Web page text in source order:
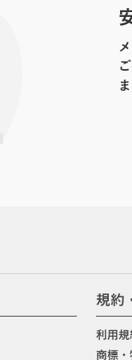
規約
利用規
商標・